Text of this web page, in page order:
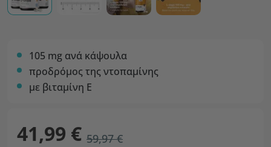
105 mg ανά κάψουλα
προδρόμος της ντοπαμίνης
με βιταμίνη Ε
41,99 € 59,97 €